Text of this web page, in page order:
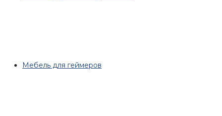
Мебель для геймеров